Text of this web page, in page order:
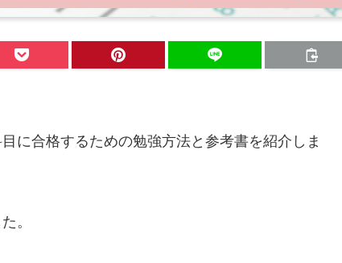
に合格するための勉強方法と参考書を紹介しま
。